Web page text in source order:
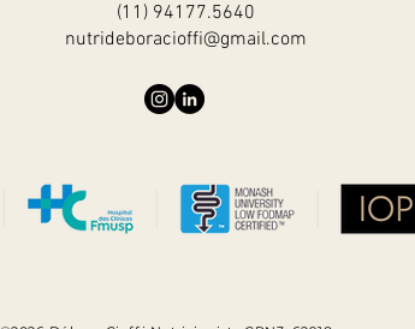
(11) 94177.5640
nutrideboracioffi@gmail.com